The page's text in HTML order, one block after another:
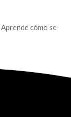
Aprende cómo se